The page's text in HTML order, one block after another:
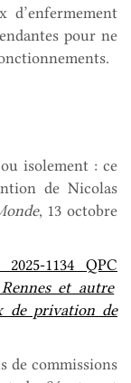
pour ne
isolement : ce
de Nicolas
, 13 octobre
1134 QPC
et autre
de privation de
de commissions